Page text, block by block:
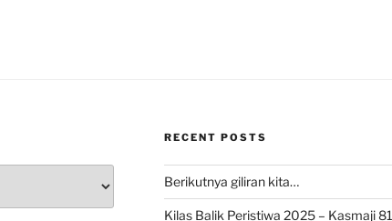
RECENT POSTS
Berikutnya giliran kita…
Kilas Balik Peristiwa 2025 – Kasmaji 81